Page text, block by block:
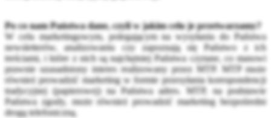
Po co nam Państwa dane, czyli w jakim celu je przetwarzamy?
W celu marketingowym, polegającym na wysyłaniu do Państwa
newsletterów, analizowaniu czy zapoznają się Państwo z ich
treściami, i które z nich są najchętniej Państwa czytane, co stanowi
prawnie uzasadniony interes realizowany przez MTP. MTP może
również prowadzić marketing w formie przesyłania korespondencji
tradycyjnej (papierowej) na Państwa adres. MTP, na podstawie
Państwa zgody, może również prowadzić marketing bezpośredni
drogą telefoniczną.